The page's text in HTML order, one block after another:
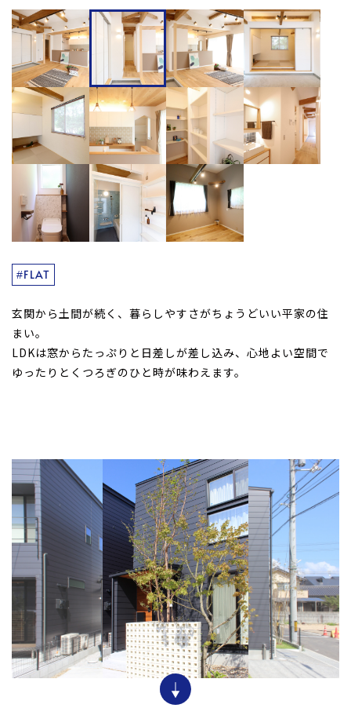
#FLAT
玄関から土間が続く、暮らしやすさがちょうどいい平家の住
まい。
LDKは窓からたっぷりと日差しが差し込み、心地よい空間で
ゆったりとくつろぎのひと時が味わえます。